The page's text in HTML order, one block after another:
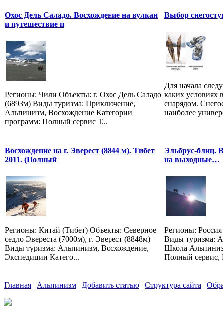
Охос Дель Саладо. Восхождение на вулкан
и путешествие п
Регионы: Чили Объекты: г. Охос Дель Саладо
(6893м) Виды туризма: Приключение,
Альпинизм, Восхождение Категории
программ: Полный сервис Т...
Выбор
Для начала
каких условиях
снарядом.
наиболее
Восхождение на г. Эверест (8844 м). Тибет
2011. (Полный
Регионы: Китай (Тибет) Объекты: Северное
седло Эвереста (7000м), г. Эверест (8848м)
Виды туризма: Альпинизм, Восхождение,
Экспедиции Катего...
Эльбрус-блиц.
на выходные…
Регионы:
Виды туризма:
Школа
Полный сервис,
Главная | Альпинизм | Добавить статью | Структура сайта |